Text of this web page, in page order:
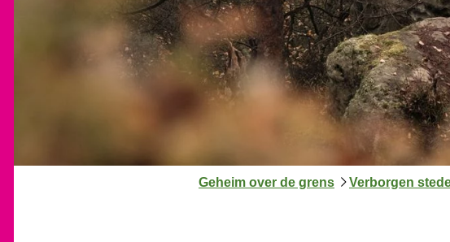
J
Geheim over de grens Verborgen